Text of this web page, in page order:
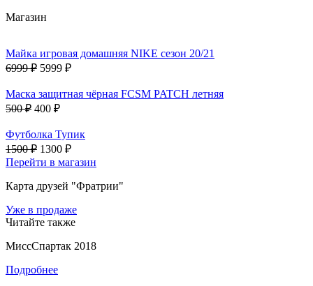
Магазин
Майка игровая домашняя NIKE сезон 20/21
6999 ₽ 5999 ₽
Маска защитная чёрная FCSM PATCH летняя
500 ₽ 400 ₽
Футболка Тупик
1500 ₽ 1300 ₽
Перейти в магазин
Карта друзей "Фратрии"
Уже в продаже
Читайте также
МиссСпартак 2018
Подробнее